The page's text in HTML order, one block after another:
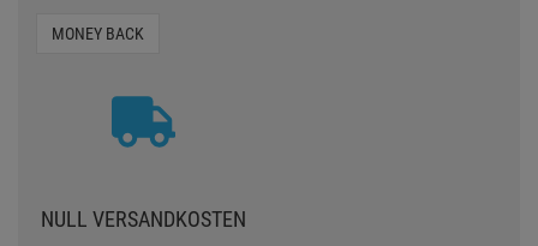
MONEY BACK
NULL VERSANDKOSTEN